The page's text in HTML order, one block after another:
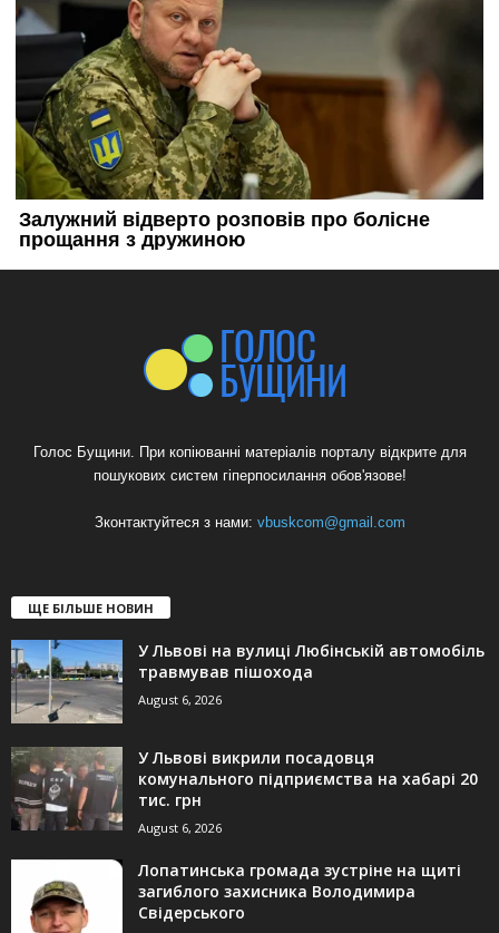
Голос Бущини. При копіюванні матеріалів порталу відкрите для
пошукових систем гіперпосилання обов'язове!
Зконтактуйтеся з нами: vbuskcom@gmail.com
ЩЕ БІЛЬШЕ НОВИН
У Львові на вулиці Любінській автомобіль
травмував пішохода
August 6, 2026
У Львові викрили посадовця
комунального підприємства на хабарі 20
тис. грн
August 6, 2026
Лопатинська громада зустріне на щиті
загиблого захисника Володимира
Свідерського